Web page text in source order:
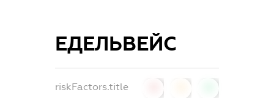
ЕДЕЛЬВЕЙС
riskFactors.title